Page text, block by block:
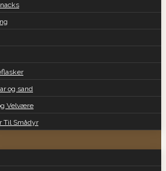
og sand
Velvære
Til Smådyr